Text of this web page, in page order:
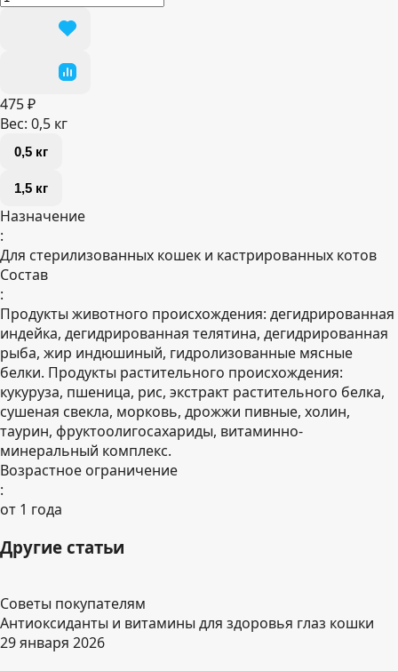
475 ₽
Вес: 0,5 кг
0,5 кг
1,5 кг
Назначение
:
Для стерилизованных кошек и кастрированных котов
Состав
:
Продукты животного происхождения: дегидрированная
индейка, дегидрированная телятина, дегидрированная
рыба, жир индюшиный, гидролизованные мясные
белки. Продукты растительного происхождения:
кукуруза, пшеница, рис, экстракт растительного белка,
сушеная свекла, морковь, дрожжи пивные, холин,
таурин, фруктоолигосахариды, витаминно-
минеральный комплекс.
Возрастное ограничение
:
от 1 года
Другие статьи
Советы покупателям
Антиоксиданты и витамины для здоровья глаз кошки
29 января 2026